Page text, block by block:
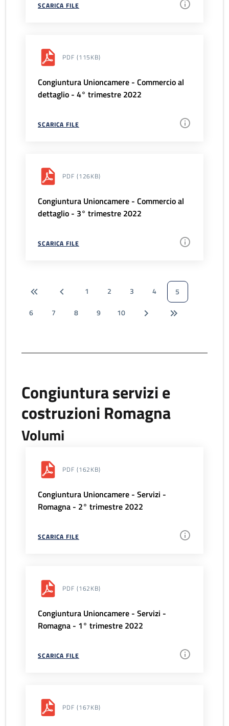
SCARICA FILE
PDF (115KB)
Congiuntura Unioncamere - Commercio al
dettaglio - 4° trimestre 2022
SCARICA FILE
PDF (126KB)
Congiuntura Unioncamere - Commercio al
dettaglio - 3° trimestre 2022
SCARICA FILE
1 2 3 4
5
6
7 8 9 10
Congiuntura servizi e
costruzioni Romagna
Volumi
PDF (162KB)
Congiuntura Unioncamere - Servizi -
Romagna - 2° trimestre 2022
SCARICA FILE
PDF (162KB)
Congiuntura Unioncamere - Servizi -
Romagna - 1° trimestre 2022
SCARICA FILE
PDF (167KB)